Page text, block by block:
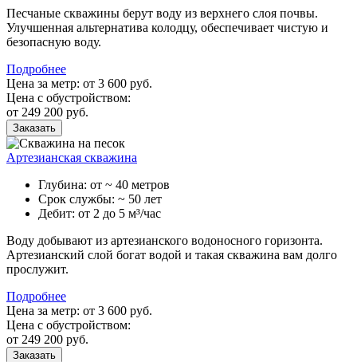
Песчаные скважины берут воду из верхнего слоя почвы.
Улучшенная альтернатива колодцу, обеспечивает чистую и
безопасную воду.
Подробнее
Цена за метр: от 3 600 руб.
Цена с обустройством:
от 249 200 руб.
Заказать
Артезианская скважина
Глубина: от ~ 40 метров
Срок службы: ~ 50 лет
Дебит: от 2 до 5 м³/час
Воду добывают из артезианского водоносного горизонта.
Артезианский слой богат водой и такая скважина вам долго
прослужит.
Подробнее
Цена за метр: от 3 600 руб.
Цена с обустройством:
от 249 200 руб.
Заказать